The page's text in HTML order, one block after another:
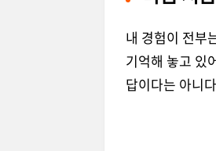
내 경험이 전부
기억해 놓고 있
답이다는 아니